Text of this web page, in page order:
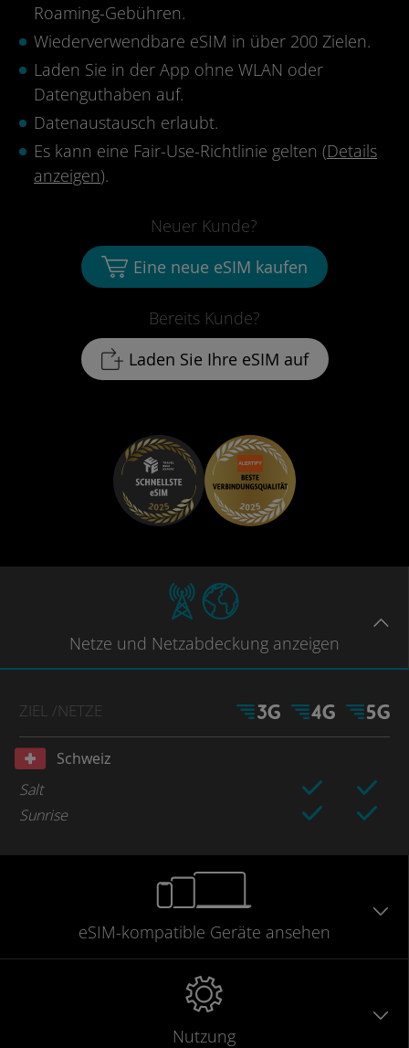
Roaming-Gebühren.
Wiederverwendbare eSIM in über 200 Zielen.
Laden Sie in der App ohne WLAN oder
Datenguthaben auf.
Datenaustausch erlaubt.
Es kann eine Fair-Use-Richtlinie gelten (Details
anzeigen).
Bereits Kunde?
Laden Sie Ihre eSIM auf
Neuer Kunde?
Eine neue eSIM kaufen
Netze und Netzabdeckung anzeigen
ZIEL /NETZE
Schweiz
Salt
Sunrise
eSIM-kompatible Geräte ansehen
Nutzung